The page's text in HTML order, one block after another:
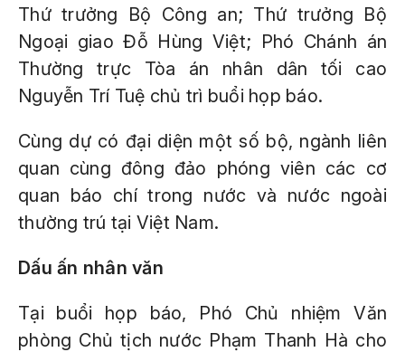
Thứ trưởng Bộ Công an; Thứ trưởng Bộ
Ngoại giao Đỗ Hùng Việt; Phó Chánh án
Thường trực Tòa án nhân dân tối cao
Nguyễn Trí Tuệ chủ trì buổi họp báo.
Cùng dự có đại diện một số bộ, ngành liên
quan cùng đông đảo phóng viên các cơ
quan báo chí trong nước và nước ngoài
thường trú tại Việt Nam.
Dấu ấn nhân văn
Tại buổi họp báo, Phó Chủ nhiệm Văn
phòng Chủ tịch nước Phạm Thanh Hà cho